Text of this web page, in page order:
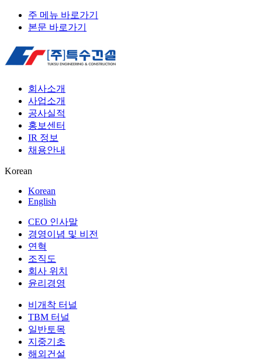
주 메뉴 바로가기
본문 바로가기
회사소개
사업소개
공사실적
홍보센터
IR 정보
채용안내
Korean
Korean
English
CEO 인사말
경영이념 및 비전
연혁
조직도
회사 위치
윤리경영
비개착 터널
TBM 터널
일반토목
지중기초
해외건설